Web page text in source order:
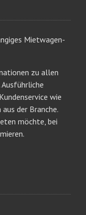
Mietwagen-
zu allen
wie
der Branche.
möchte, bei